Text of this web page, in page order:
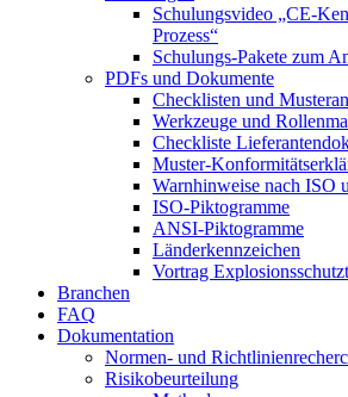
Schulungsvideo „CE-
Prozess“
Schulungs-Pakete zum
PDFs und Dokumente
Checklisten und
Werkzeuge und
Checkliste
Muster-
Warnhinweise nach ISO
ISO-Piktogramme
ANSI-Piktogramme
Länderkennzeichen
Vortrag
Branchen
FAQ
Dokumentation
Normen- und
Risikobeurteilung